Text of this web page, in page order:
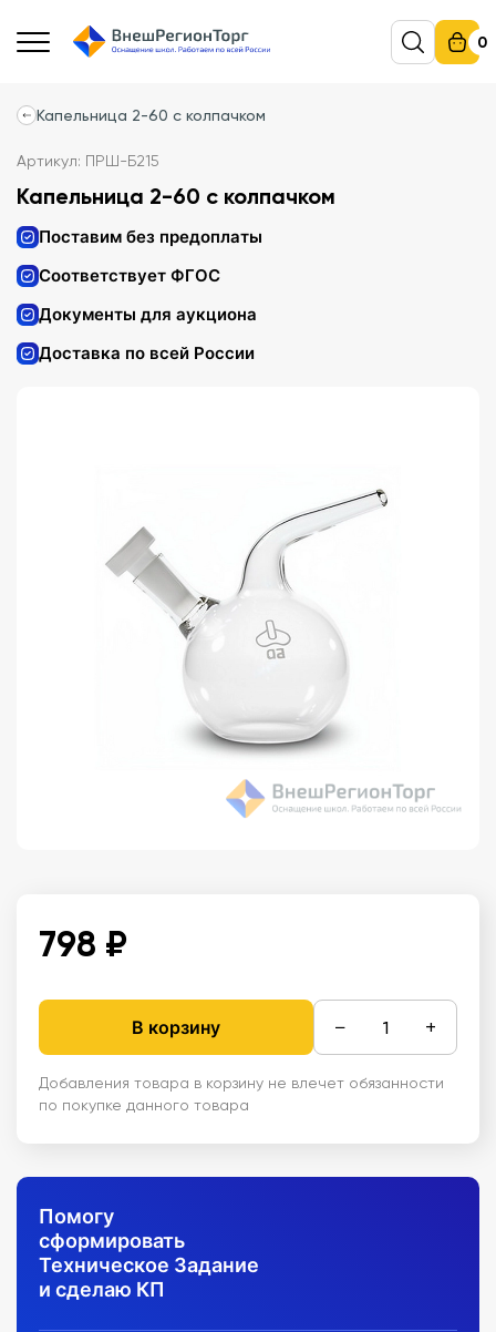
0
Капельница 2-60 с колпачком
Артикул: ПРШ-Б215
Капельница 2-60 с колпачком
Поставим без предоплаты
Соответствует ФГОС
Документы для аукциона
Доставка по всей России
798 ₽
В корзину − +
Добавления товара в корзину не влечет обязанности
по покупке данного товара
Помогу
сформировать
Техническое Задание
и сделаю КП